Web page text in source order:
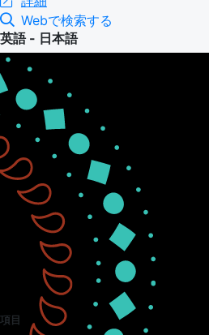
Webで検索する
英語 - 日本語
項目